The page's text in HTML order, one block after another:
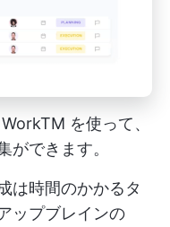
を使って、
ができます。
は時間のかかるタ
ップブレインの